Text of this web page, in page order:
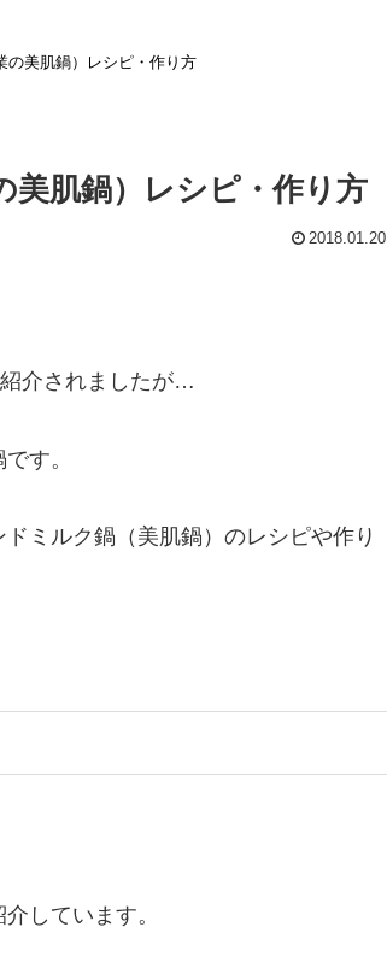
の美肌鍋）レシピ・作り方
美肌鍋）レシピ・作り方
2018.01.20
介されましたが…
す。
ミルク鍋（美肌鍋）のレシピや作り
しています。